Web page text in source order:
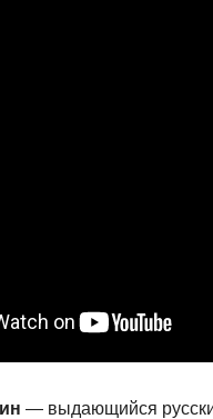
— выдающийся